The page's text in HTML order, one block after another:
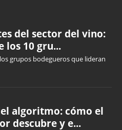
del sector del vino:
los 10 gru...
grupos bodegueros que lideran
algoritmo: cómo el
descubre y e...